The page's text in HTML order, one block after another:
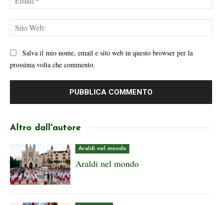
Salva il mio nome, email e sito web in questo browser per la
prossima volta che commento.
Altro dall'autore
Araldi nel mondo
Araldi nel mondo